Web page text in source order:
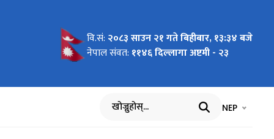
वि.सं: २०८३ साउन २१ गते बिहीबार, १३:३४ बजे
नेपाल संवत: ११४६ दिल्लागा अष्टमी - २३
खोज्नुहोस् भाषा चयन
NEP